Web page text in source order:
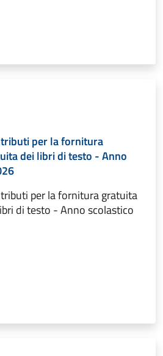
per la fornitura
dei libri di testo - Anno
per la fornitura gratuita
di testo - Anno scolastico